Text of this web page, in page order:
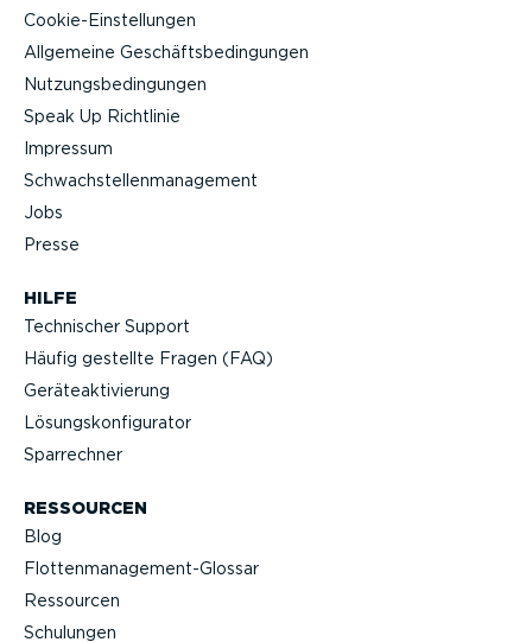
HILFE
Technischer Support
Häufig gestellte Fragen (FAQ)
Geräteak­ti­vierung
Lösungs­kon­fi­gu­rator
Sparrechner
RESSOURCEN
Blog
Flotten­management-Glossar
Ressourcen
Schulungen
Cookie-Ein­stel­lungen
Allgemeine Geschäfts­be­din­gungen
Nutzungs­be­din­gungen
Speak Up Richtlinie
Impressum
Schwach­stel­len­ma­nagement
Jobs
Presse